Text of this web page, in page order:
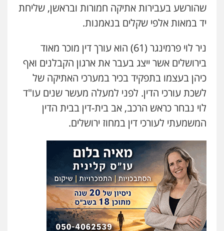
שהורשע בעבירות אתיקה חמורות ובראשן, שליחת
יד במאות אלפי שקלים בנאמנות.
ניר לוי פרמינגר (61) הוא עורך דין מוכר מאוד
בירושלים אשר ייצג בעבר את ארגון הקבלנים ואף
כיהן בעצמו בתפקיד בכיר במערכי האתיקה של
לשכת עורכי הדין. לפני למעלה מעשר שנים עו"ד
לוי נבחר כראש הרכב, אב בית-דין בבית הדין
המשמעתי לעורכי דין במחוז ירושלים.